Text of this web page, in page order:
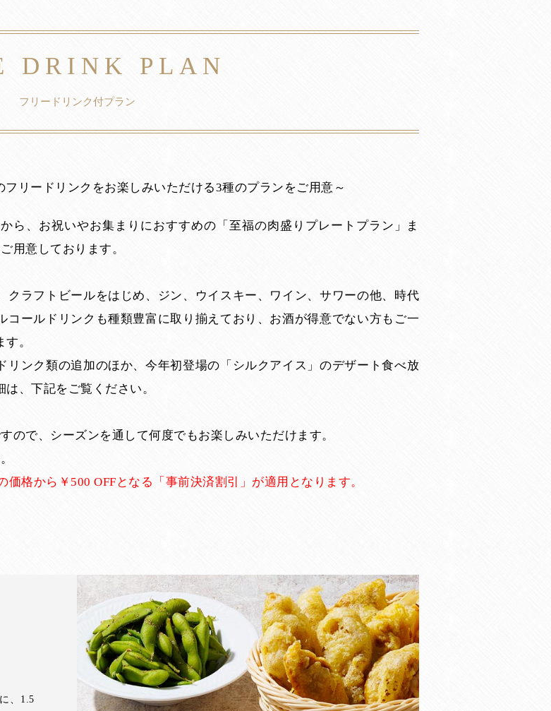
DRINK PLAN
フリードリンク付プラン
リードリンクをお楽しみいただける3種のプランをご用意～
ら、お祝いやお集まりにおすすめの「至福の肉盛りプレートプラン」ま
用意しております。
クラフトビールをはじめ、ジン、ウイスキー、ワイン、サワーの他、時代
ールドリンクも種類豊富に取り揃えており、お酒が得意でない方もご一
。
リンク類の追加のほか、今年初登場の「シルクアイス」のデザート食べ放
、下記をご覧ください。
で、シーズンを通して何度でもお楽しみいただけます。
格から￥500 OFFとなる「事前決済割引」が適用となります。
、1.5